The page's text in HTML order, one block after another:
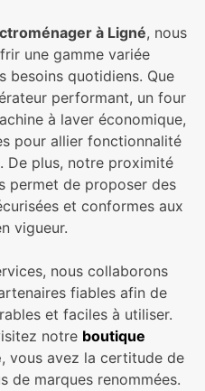
à Ligné, nous
une gamme variée
besoins quotidiens. Que
performant, un four
à laver économique,
pour allier fonctionnalité
De plus, notre proximité
permet de proposer des
et conformes aux
vigueur.
nous collaborons
fiables afin de
et faciles à utiliser.
notre boutique
, vous avez la certitude de
de marques renommées.